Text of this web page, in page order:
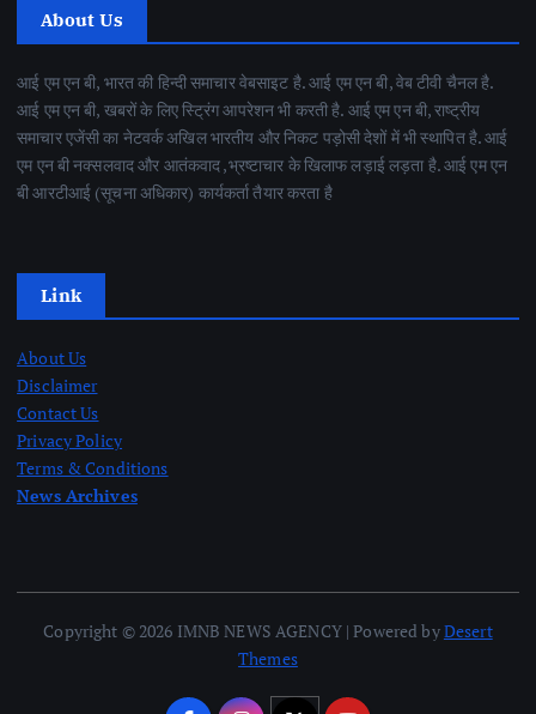
About Us
आई एम एन बी, भारत की हिन्दी समाचार वेबसाइट है. आई एम एन बी, वेब टीवी चैनल है.
आई एम एन बी, खबरों के लिए स्ट्रिंग आपरेशन भी करती है. आई एम एन बी, राष्ट्रीय
समाचार एजेंसी का नेटवर्क अखिल भारतीय और निकट पड़ोसी देशों में भी स्थापित है. आई
एम एन बी नक्सलवाद और आतंकवाद ,भ्रष्टाचार के खिलाफ लड़ाई लड़ता है. आई एम एन
बी आरटीआई (सूचना अधिकार) कार्यकर्ता तैयार करता है
Link
About Us
Disclaimer
Contact Us
Privacy Policy
Terms & Conditions
News Archives
Copyright © 2026 IMNB NEWS AGENCY | Powered byDesert
Themes